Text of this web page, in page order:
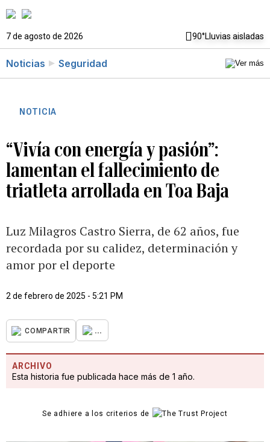
7 de agosto de 2026 90°Lluvias aisladas
Noticias Seguridad
NOTICIA
“Vivía con energía y pasión”:
lamentan el fallecimiento de
triatleta arrollada en Toa Baja
Luz Milagros Castro Sierra, de 62 años, fue
recordada por su calidez, determinación y
amor por el deporte
2 de febrero de 2025 - 5:21 PM
COMPARTIR ...
ARCHIVO
Esta historia fue publicada hace más de 1 año.
Se adhiere a los criterios de